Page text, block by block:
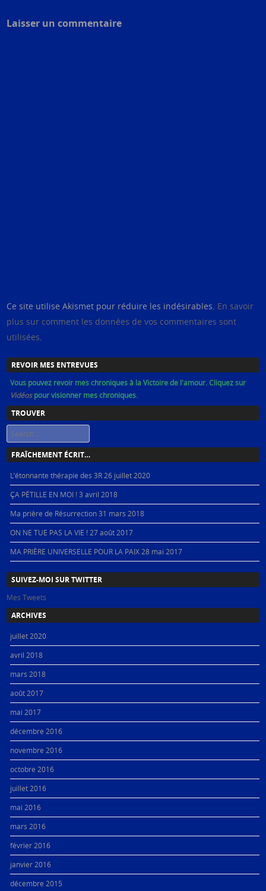
Post navigation
Laisser un commentaire
Ce site utilise Akismet pour réduire les indésirables. En savoir
plus sur comment les données de vos commentaires sont
utilisées.
REVOIR MES ENTREVUES
Vous pouvez revoir mes chroniques à la Victoire de l'amour. Cliquez sur
Vidéospour visionner mes chroniques.
TROUVER
Search
FRAÎCHEMENT ÉCRIT…
L’étonnante thérapie des 3R 26 juillet 2020
ÇA PÉTILLE EN MOI !3 avril 2018
Ma prière de Résurrection31 mars 2018
ON NE TUE PAS LA VIE ! 27 août 2017
MA PRIÈRE UNIVERSELLE POUR LA PAIX 28 mai 2017
SUIVEZ-MOI SUR TWITTER
Mes Tweets
ARCHIVES
juillet 2020
avril 2018
mars 2018
août 2017
mai 2017
décembre 2016
novembre 2016
octobre 2016
juillet 2016
mai 2016
mars 2016
février 2016
janvier 2016
décembre 2015